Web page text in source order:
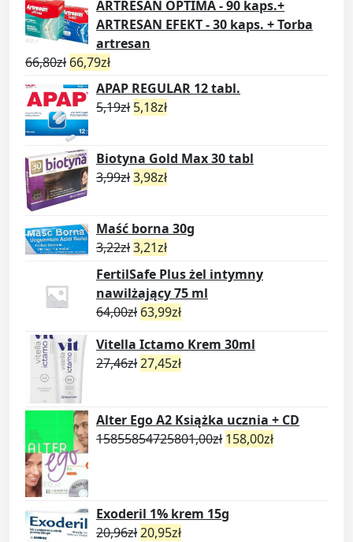
ARTRESAN OPTIMA - 90 kaps.+
ARTRESAN EFEKT - 30 kaps. + Torba
artresan
66,80zł 66,79zł
APAP REGULAR 12 tabl.
5,19zł 5,18zł
Biotyna Gold Max 30 tabl
3,99zł3,98zł
Maść borna 30g
3,22zł3,21zł
FertilSafe Plus żel intymny
nawilżający 75 ml
64,00zł 63,99zł
Vitella Ictamo Krem 30ml
27,46zł27,45zł
Alter Ego A2 Książka ucznia + CD
15855854725801,00zł 158,00zł
Exoderil 1% krem 15g
20,96zł20,95zł